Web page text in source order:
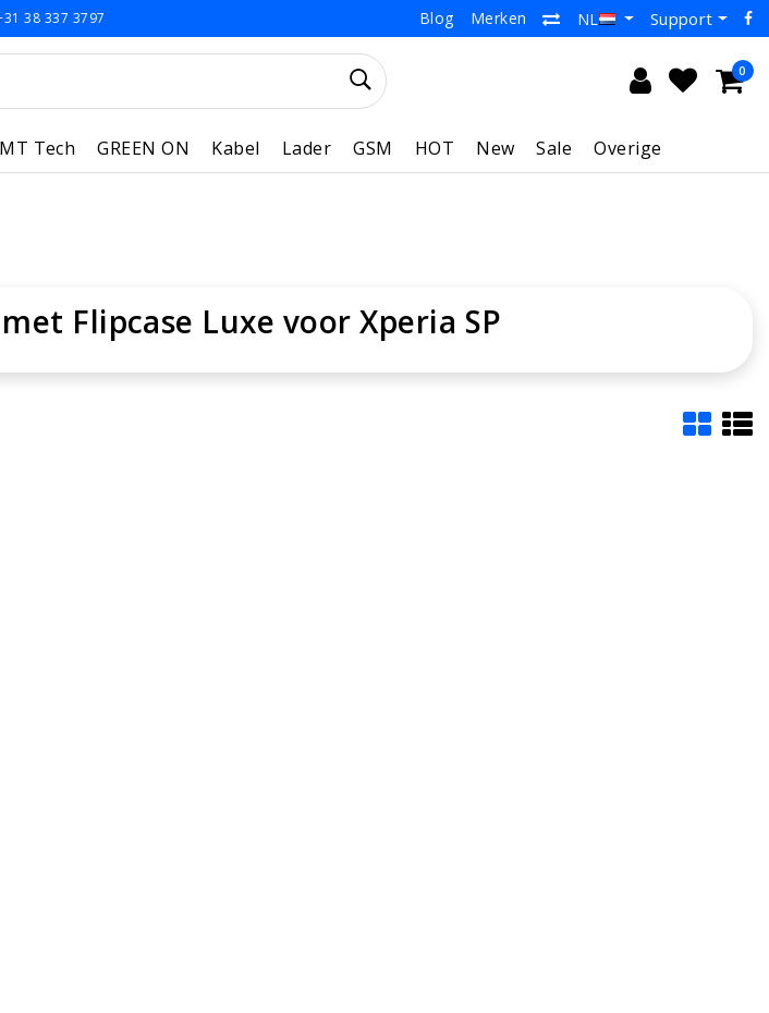
38 337 3797 Blog Merken NL Support
0
MT Tech GREEN ON Kabel Lader GSM HOT New Sale Overige
Flipcase Luxe voor Xperia SP